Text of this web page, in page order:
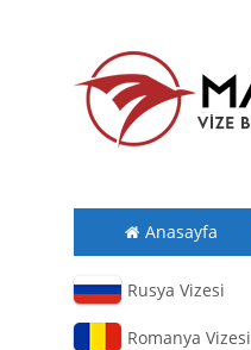
Anasayfa
Rusya Vizesi
Romanya Vizesi